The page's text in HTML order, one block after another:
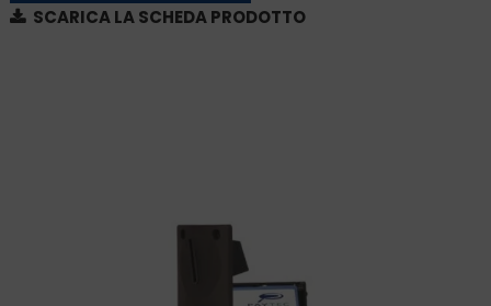
SCARICA LA SCHEDA PRODOTTO